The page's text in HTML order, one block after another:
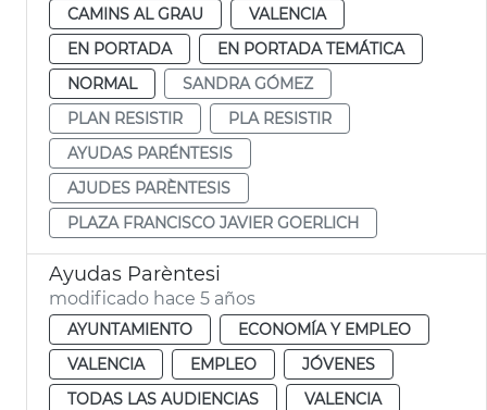
CAMINS AL GRAU
VALENCIA
EN PORTADA
EN PORTADA TEMÁTICA
NORMAL
SANDRA GÓMEZ
PLAN RESISTIR
PLA RESISTIR
AYUDAS PARÉNTESIS
AJUDES PARÈNTESIS
PLAZA FRANCISCO JAVIER GOERLICH
Ayudas Parèntesi
modificado hace 5 años
AYUNTAMIENTO
ECONOMÍA Y EMPLEO
VALENCIA
EMPLEO
JÓVENES
TODAS LAS AUDIENCIAS
VALENCIA